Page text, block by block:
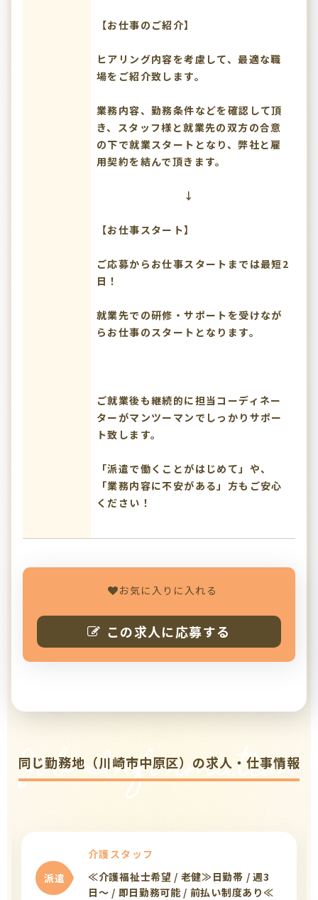
【お仕事のご紹介】
ヒアリング内容を考慮して、最適な職
場をご紹介致します。
業務内容、勤務条件などを確認して頂
き、スタッフ様と就業先の双方の合意
の下で就業スタートとなり、弊社と雇
用契約を結んで頂きます。
↓
【お仕事スタート】
ご応募からお仕事スタートまでは最短2
日！
就業先での研修・サポートを受けなが
らお仕事のスタートとなります。
ご就業後も継続的に担当コーディネー
ターがマンツーマンでしっかりサポー
ト致します。
「派遣で働くことがはじめて」や、
「業務内容に不安がある」方もご安心
ください！
お気に入りに入れる
この求人に応募する
Job Information
同じ勤務地（川崎市中原区）の求人・仕事情報
派遣
介護スタッフ
≪介護福祉士希望 / 老健≫日勤帯 / 週3
日〜 / 即日勤務可能 / 前払い制度あり≪